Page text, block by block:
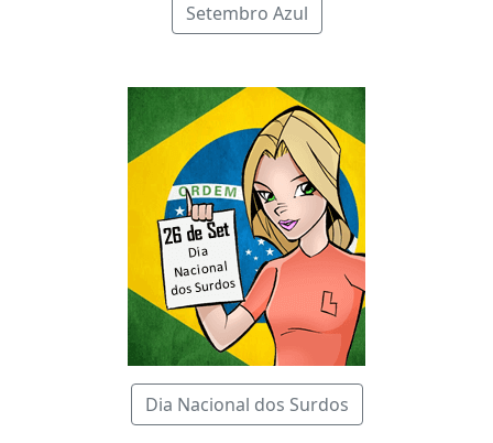
Setembro Azul
Dia Nacional dos Surdos